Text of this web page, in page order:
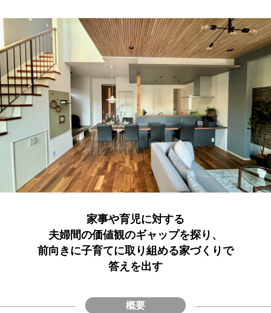
家事や育児に対する
夫婦間の価値観のギャップを探り、
前向きに子育てに取り組める家づくりで
答えを出す
概要